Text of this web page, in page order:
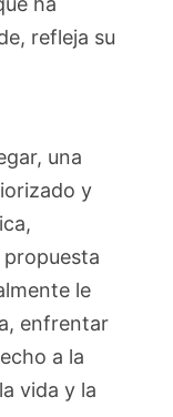
refleja su
una
y
le
enfrentar
a la
vida y la